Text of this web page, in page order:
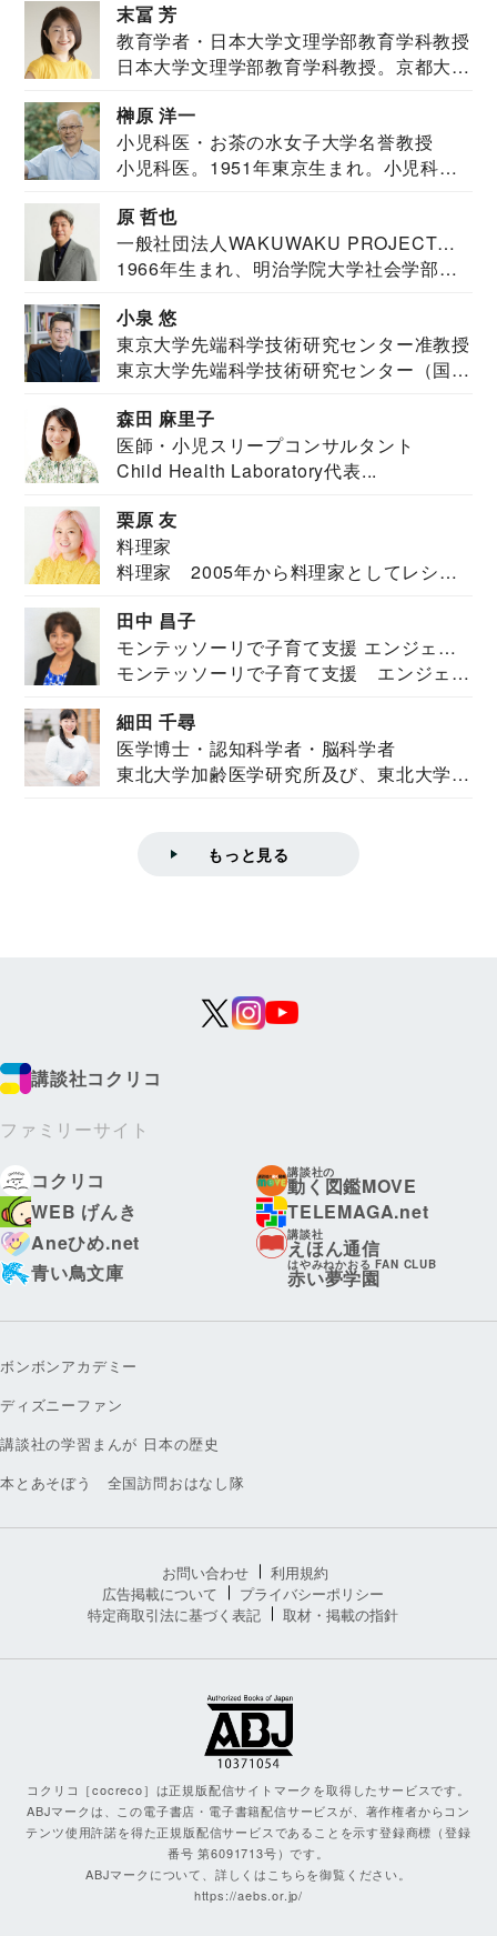
末冨 芳
教育学者・日本大学文理学部教育学科教授
日本大学文理学部教育学科教授。京都大学
榊原 洋一
小児科医・お茶の水女子大学名誉教授
小児科医。1951年東京生まれ。小児科
原 哲也
一般社団法人WAKUWAKU PROJECT
JAPAN代表・言語聴覚士・社会福祉士
1966年生まれ、明治学院大学社会学部福
小泉 悠
東京大学先端科学技術研究センター准教授
東京大学先端科学技術研究センター（国際
森田 麻里子
医師・小児スリープコンサルタント
Child Health Laboratory代表...
栗原 友
料理家
料理家 2005年から料理家としてレシピ
田中 昌子
モンテッソーリで子育て支援 エンジェル
ズハウス研究所所長
モンテッソーリで子育て支援 エンジェル
細田 千尋
医学博士・認知科学者・脳科学者
東北大学加齢医学研究所及び、東北大学大
もっと見る
講談社コクリコ
ファミリーサイト
コクリコ
講談社の
動く図鑑MOVE
WEB げんき
TELEMAGA.net
Aneひめ.net
講談社
えほん通信
青い鳥文庫
はやみねかおる FAN CLUB
赤い夢学園
ボンボンアカデミー
ディズニーファン
講談社の学習まんが 日本の歴史
本とあそぼう 全国訪問おはなし隊
お問い合わせ
利用規約
広告掲載について
プライバシーポリシー
特定商取引法に基づく表記
取材・掲載の指針
コクリコ［cocreco］は正規版配信サイトマークを取得したサービスです。
ABJマークは、この電子書店・電子書籍配信サービスが、著作権者からコン
テンツ使用許諾を得た正規版配信サービスであることを示す登録商標（登録
番号 第6091713号）です。
ABJマークについて、詳しくはこちらを御覧ください。
https://aebs.or.jp/